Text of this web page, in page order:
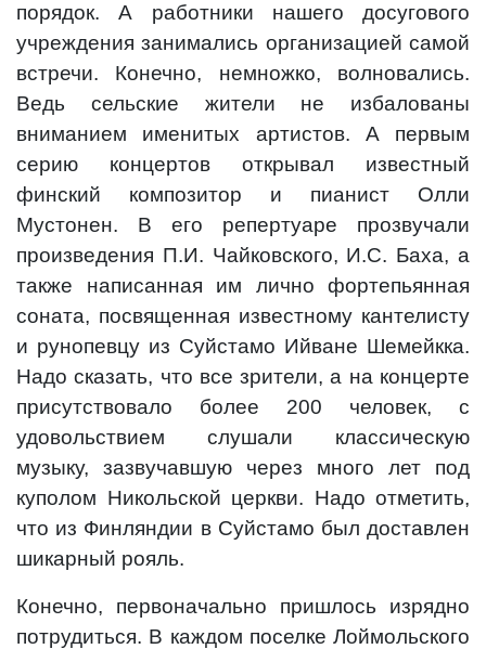
порядок. А работники нашего досугового
учреждения занимались организацией самой
встречи. Конечно, немножко, волновались.
Ведь сельские жители не избалованы
вниманием именитых артистов. А первым
серию концертов открывал известный
финский композитор и пианист Олли
Мустонен. В его репертуаре прозвучали
произведения П.И. Чайковского, И.С. Баха, а
также написанная им лично фортепьянная
соната, посвященная известному кантелисту
и рунопевцу из Суйстамо Ийване Шемейкка.
Надо сказать, что все зрители, а на концерте
присутствовало более 200 человек, с
удовольствием слушали классическую
музыку, зазвучавшую через много лет под
куполом Никольской церкви. Надо отметить,
что из Финляндии в Суйстамо был доставлен
шикарный рояль.
Конечно, первоначально пришлось изрядно
потрудиться. В каждом поселке Лоймольского